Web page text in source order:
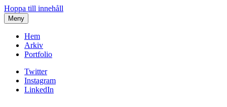
Hoppa till innehåll
Meny
Hem
Arkiv
Portfolio
Twitter
Instagram
LinkedIn